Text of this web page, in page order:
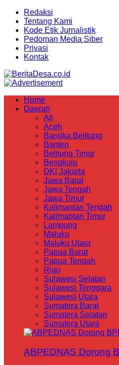
Redaksi
Tentang Kami
Kode Etik Jurnalistik
Pedoman Media Siber
Privasi
Kontak
Home
Daerah
All
Aceh
Bangka Belitung
Banten
Belitung Timur
Bengkulu
DKI Jakarta
Jawa Barat
Jawa Tengah
Jawa Timur
Kalimantan Tengah
Kalimantan Timur
Lampung
Maluku
Maluku Utara
Papua Barat
Papua Tengah
Riau
Sulawesi Selatan
Sulawesi Tenggara
Sulawesi Utara
Sumatera Barat
Sumatera Selatan
Sumatera Utara
ABPEDNAS Dorong